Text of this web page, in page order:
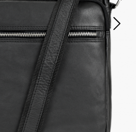
Služby
Kara klub
Zľavy
Slovensky